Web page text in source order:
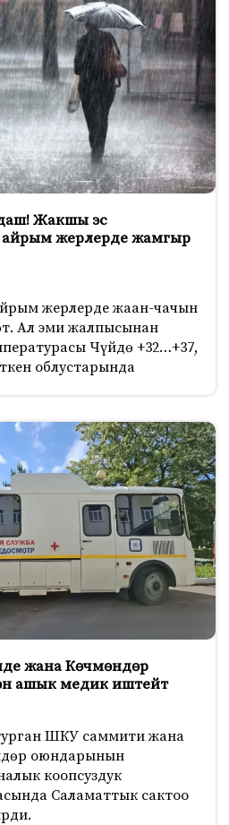
Жакшы эс
айрым жерлерде жамгыр
жерлерде жаан-чачын
Ал эми жалпысынан
Чүйдө +32…+37,
облустарында
жана Көчмөндөр
ашык медик иштейт
ШКУ саммити жана
оюндарынын
коопсуздук
Саламаттык сактоо